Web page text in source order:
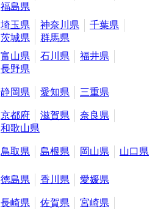
福島県
埼玉県 神奈川県
千葉県
茨城県 群馬県
富山県 石川県
福井県
長野県
静岡県 愛知県 三重県
京都府 滋賀県
奈良県
和歌山県
鳥取県 島根県 岡山県 山口県
徳島県 香川県 愛媛県
長崎県 佐賀県 宮崎県